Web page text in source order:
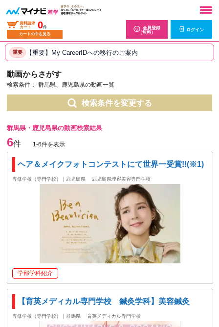
資料請求
カート
0件
カートの中を見る
会員登録
（無料）
ログイン
重要 【重要】My CareerIDへの移行のご案内
動画からさがす
検索条件： 群馬県、鹿児島県の動画一覧
検索条件を変更する
群馬県・鹿児島県の動画検索結果
6件 1-6件を表示
ヘア＆メイクフォトコンテストにて世界一受賞!!(※1)
専修学校（専門学校）｜鹿児島県 鹿児島県理容美容専門学校
学部学科紹介
【育英メディカル専門学校 鍼灸学科】美容鍼灸
専修学校（専門学校）｜群馬県 育英メディカル専門学校